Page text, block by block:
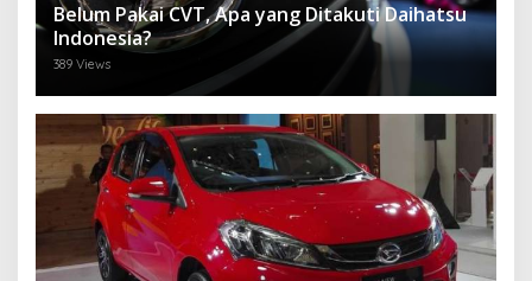
Belum Pakai CVT, Apa yang Ditakuti Daihatsu
Indonesia?
389 Views